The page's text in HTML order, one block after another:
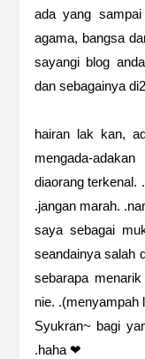
ada yang
agama, bangsa
sayangi blog
dan sebagainya
hairan lak kan,
mengada-
diaorang terkenal.
.jangan marah.
saya sebagai
seandainya salah
sebarapa
nie. .(menyampah
Syukran~ bagi
.haha ❤